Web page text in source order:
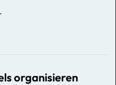
organisieren